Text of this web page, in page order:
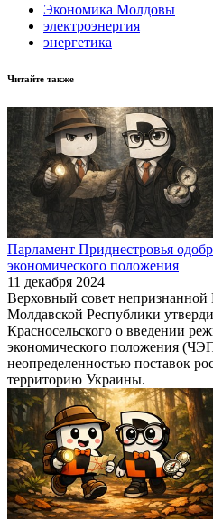
Экономика Молдовы
электроэнергия
энергетика
Читайте также
Парламент Приднестровья
экономического положения
11 декабря 2024
Верховный совет непризнанной
Молдавской Республики
Красносельского о введении
экономического положения
неопределенностью поставок
территорию Украины.